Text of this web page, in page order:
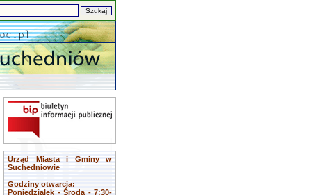
Urząd Miasta i Gminy w
Suchedniowie
Godziny otwarcia:
Poniedziałek - Środa - 7:30-